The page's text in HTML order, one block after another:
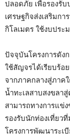
ปลอดภัย เพื่อรองรั
เศรษฐกิจส่งเสริมกา
กิโลเมตร ใช้งบประ
ปัจจุบันโครงการดัง
ใช้สัญจรได้เรียบร้อ
จากภาคกลางสู่ภาค
น้ำทะเลสาบสงขลา
สามารถทางการแข่
รองรับนักท่องเที่ยว
โครงการพัฒนาระเ